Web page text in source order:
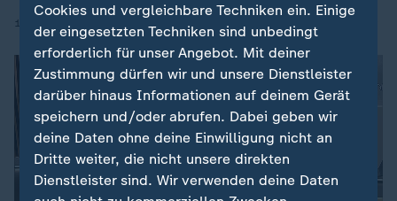
17.03.2025 | 09:00
Cookies und vergleichbare Techniken ein. Einige
der eingesetzten Techniken sind unbedingt
erforderlich für unser Angebot. Mit deiner
Zustimmung dürfen wir und unsere Dienstleister
darüber hinaus Informationen auf deinem Gerät
speichern und/oder abrufen. Dabei geben wir
deine Daten ohne deine Einwilligung nicht an
Dritte weiter, die nicht unsere direkten
Dienstleister sind. Wir verwenden deine Daten